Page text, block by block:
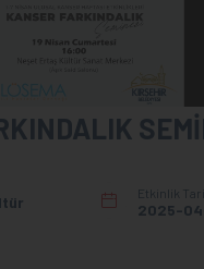
Etkinlik
2025-